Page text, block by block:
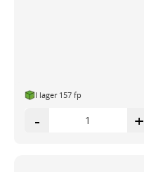
I lager 157 fp
- +